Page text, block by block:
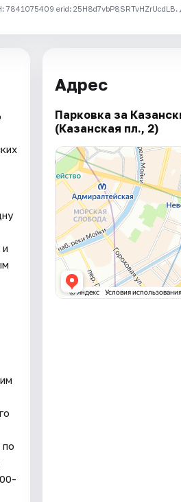
erid: 25H8d7vbP8SRTvHZrUcdLB.
по
Адрес
Парковка за
(Казанская пл., 2)